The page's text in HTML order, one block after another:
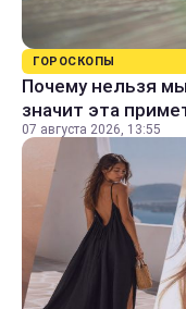
ГОРОСКОПЫ
Почему нельзя
значит эта
07 августа 2026, 13:55